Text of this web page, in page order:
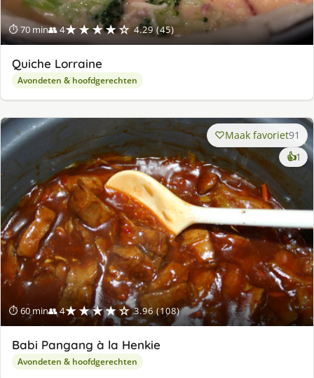
⏱ 70 min👥 4★★★★☆ 4.29 (45)
Quiche Lorraine
Avondeten & hoofdgerechten
⏱ 60 min👥 4★★★★☆ 3.96 (108)
Maak favoriet91
👍1
Babi Pangang à la Henkie
Avondeten & hoofdgerechten